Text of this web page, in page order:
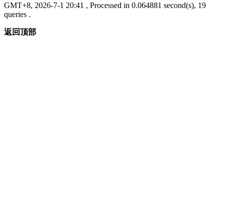
GMT+8, 2026-7-1 20:41 , Processed in 0.064881 second(s), 19
queries .
返回顶部